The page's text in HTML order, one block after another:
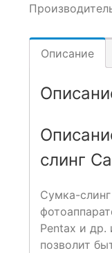
Описание
слинг
Сумка-
Pentax и др.
позволит